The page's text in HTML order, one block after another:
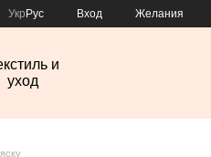
Укр Рус Вход Желания
и
уход